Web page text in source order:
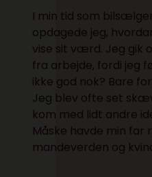
I min tid som
opdagede jeg,
vise sit værd. Jeg gik
fra arbejde, fordi jeg
ikke god nok? Bare
Jeg blev ofte set
kom med lidt andre
Måske havde min far
mandeverden og